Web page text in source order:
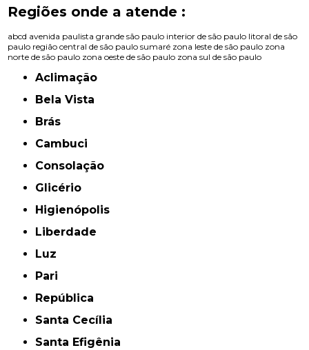
Regiões onde a atende :
abcd avenida paulista grande são paulo interior de são paulo litoral de são
paulo região central de são paulo sumaré zona leste de são paulo zona
norte de são paulo zona oeste de são paulo zona sul de são paulo
Aclimação
Bela Vista
Brás
Cambuci
Consolação
Glicério
Higienópolis
Liberdade
Luz
Pari
República
Santa Cecília
Santa Efigênia